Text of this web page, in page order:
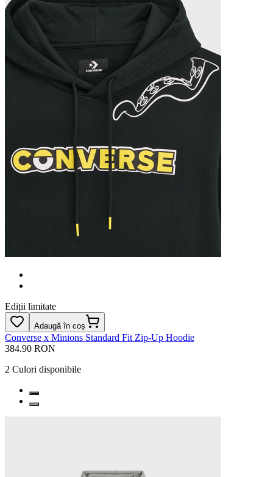
Ediții limitate
Adaugă în coș
Converse x Minions Standard Fit Zip-Up Hoodie
384.90 RON
2 Culori disponibile